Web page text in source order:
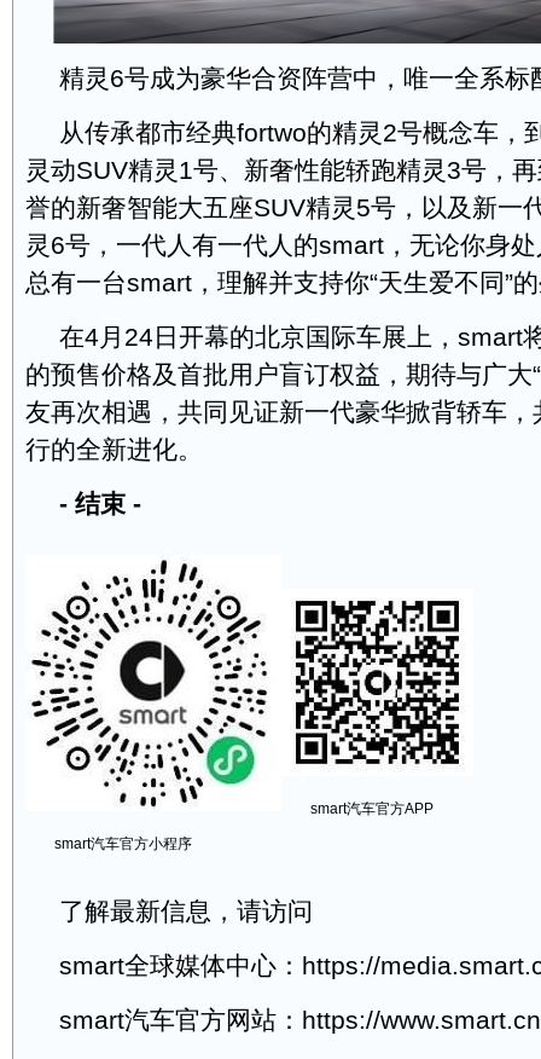
精灵6号成为豪华合资阵营中，唯一全系标
从传承都市经典fortwo的精灵2号概念车，
灵动SUV精灵1号、新奢性能轿跑精灵3号，
誉的新奢智能大五座SUV精灵5号，以及新一
灵6号，一代人有一代人的smart，无论你身
总有一台smart，理解并支持你“天生爱不同”
在4月24日开幕的北京国际车展上，smart
的预售价格及首批用户盲订权益，期待与广大
友再次相遇，共同见证新一代豪华掀背轿车
行的全新进化。
- 结束 -
smart汽车官方小程序
smart汽车官方APP
了解最新信息，请访问
smart全球媒体中心：https://
smart汽车官方网站：https://